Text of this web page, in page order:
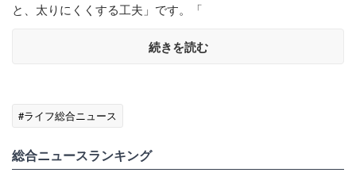
と、太りにくくする工夫」です。「
続きを読む
#ライフ総合ニュース
総合ニュースランキング